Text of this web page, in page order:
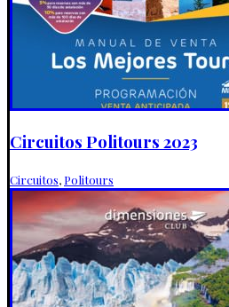
Circuitos Politours 2023
Circuitos, Politours